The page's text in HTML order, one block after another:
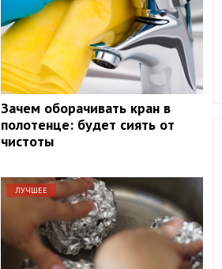
Зачем оборачивать кран в
полотенце: будет сиять от
чистоты
ЛУЧШЕЕ